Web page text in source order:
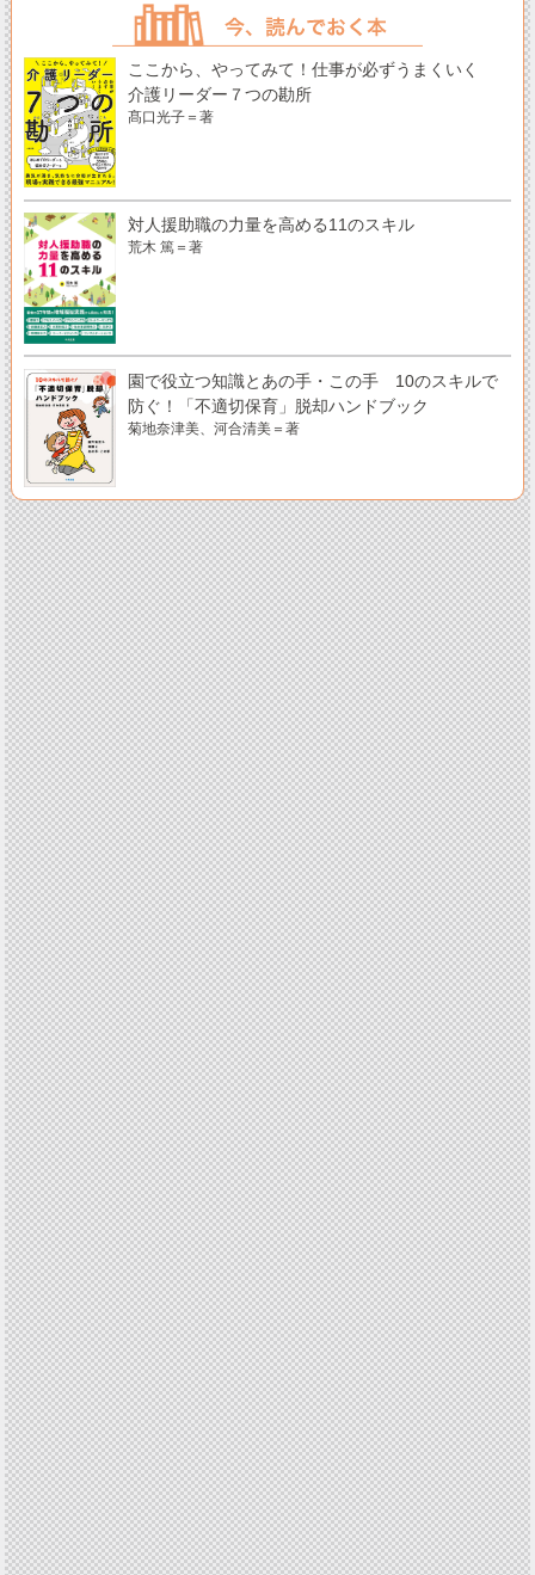
ここから、やってみて！仕事が必ずうまくいく
介護リーダー７つの勘所
髙口光子＝著
対人援助職の力量を高める11のスキル
荒木 篤＝著
園で役立つ知識とあの手・この手 10のスキルで
防ぐ！「不適切保育」脱却ハンドブック
菊地奈津美、河合清美＝著